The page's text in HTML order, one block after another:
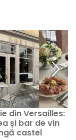
din Versailles:
și bar de vin
castel